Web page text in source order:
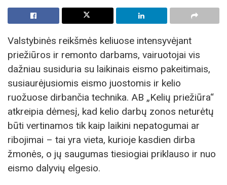
Valstybinės reikšmės keliuose intensyvėjant
priežiūros ir remonto darbams, vairuotojai vis
dažniau susiduria su laikinais eismo pakeitimais,
susiaurėjusiomis eismo juostomis ir kelio
ruožuose dirbančia technika. AB „Kelių priežiūra“
atkreipia dėmesį, kad kelio darbų zonos neturėtų
būti vertinamos tik kaip laikini nepatogumai ar
ribojimai – tai yra vieta, kurioje kasdien dirba
žmonės, o jų saugumas tiesiogiai priklauso ir nuo
eismo dalyvių elgesio.